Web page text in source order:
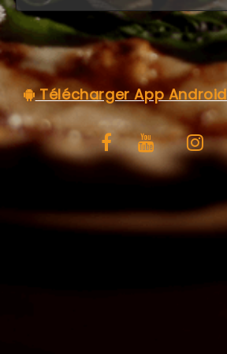
C.G.V
Télécharger App Android